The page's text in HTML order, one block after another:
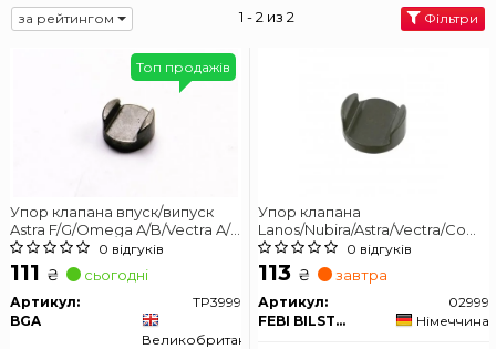
за рейтингом 1 - 2 из 2 Фільтри
Упор клапана впуск/випуск
Astra F/G/Omega A/B/Vectra A/B
BGA TP3999 0 відгуків
111 ₴ сьогодні
Артикул:
TP3999
BGA
Великобританія
Топ продажів
Упор клапана
Lanos/Nubira/Astra/Vectra/
97- FEBI BILSTEIN 02999
0 відгуків
113 ₴ завтра
Артикул:
02999
FEBI BILSTEIN
Німеччина